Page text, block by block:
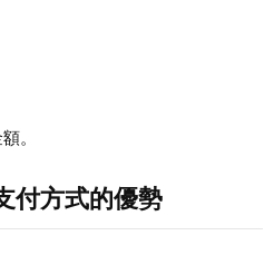
。
付方式的優勢